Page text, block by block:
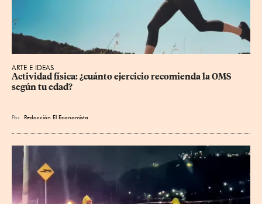
ARTE E IDEAS
Actividad física: ¿cuánto ejercicio recomienda la OMS
según tu edad?
Por Redacción El Economista